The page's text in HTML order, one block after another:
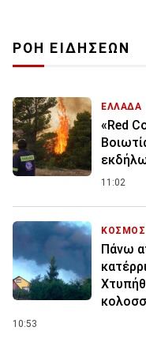
ΡΟΗ ΕΙΔΗΣΕΩΝ
ΕΛΛΑΔΑ
«Red
11:02
ΚΟΣΜΟΣ
Πάνω
10:53